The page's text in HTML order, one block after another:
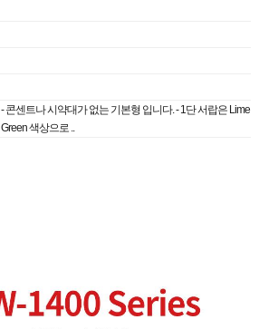
- 콘센트나 시약대가 없는 기본형 입니다. - 1단 서랍은 Lime
Green 색상으로 ..